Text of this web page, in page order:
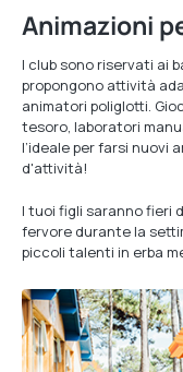
Animazioni
I club sono riservati ai
propongono attività
animatori poliglotti.
tesoro, laboratori
l’ideale per farsi nuovi
d'attività!
I tuoi figli saranno fieri
fervore durante la
piccoli talenti in erba